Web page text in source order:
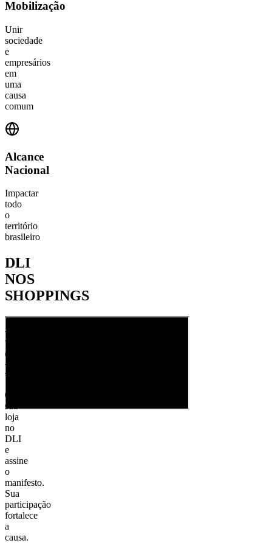
Mobilização
Unir
sociedade
e
empresários
em
uma
causa
comum
Alcance
Nacional
Impactar
todo
o
território
brasileiro
DLI
NOS
SHOPPINGS
Participe
do
Movimento
Cadastre
sua
loja
no
DLI
e
assine
o
manifesto.
Sua
participação
fortalece
a
causa.